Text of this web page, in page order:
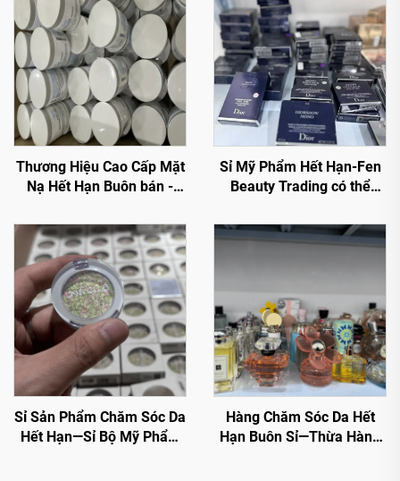
Thương Hiệu Cao Cấp Mặt
Nạ Hết Hạn Buôn bán -
Premium Với Giá Không
Thể Đánh Bại
Sỉ Mỹ Phẩm Hết Hạn-Fen
Beauty Trading có thể
phẩm trang điểm và mỹ
phẩm cho mọi mục đích
Sỉ Sản Phẩm Chăm Sóc Da
Hết Hạn—Sỉ Bộ Mỹ Phẩm
Hàng Chăm Sóc Da Hết
Hạn Buôn Sỉ—Thừa Hàng